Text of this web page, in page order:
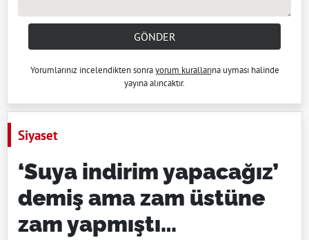
GÖNDER
Yorumlarınız incelendikten sonrayorum kurallarına uyması halinde
yayına alıncaktır.
Siyaset
‘Suya indirim yapacağız’
demiş ama zam üstüne
zam yapmıştı…